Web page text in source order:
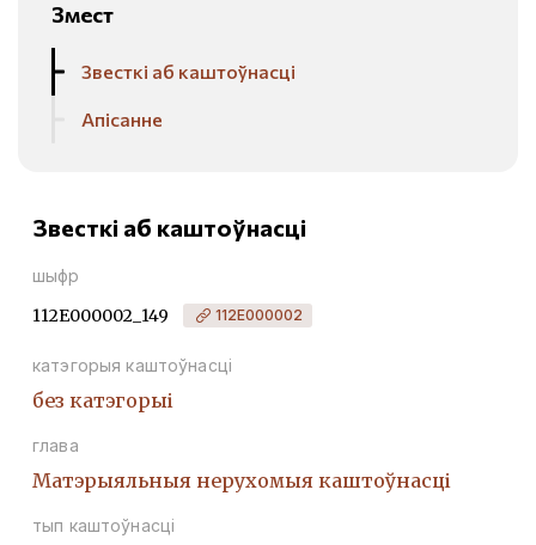
Змест
Звесткі аб каштоўнасці
Апісанне
Звесткі аб каштоўнасці
шыфр
112Е000002_149 112Е000002
катэгорыя каштоўнасці
без катэгорыі
глава
Матэрыяльныя нерухомыя каштоўнасці
тып каштоўнасці